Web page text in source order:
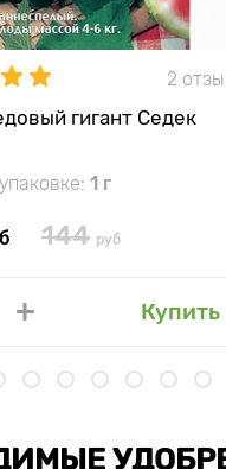
2
гигант Седек
1 г
144 руб
Купить